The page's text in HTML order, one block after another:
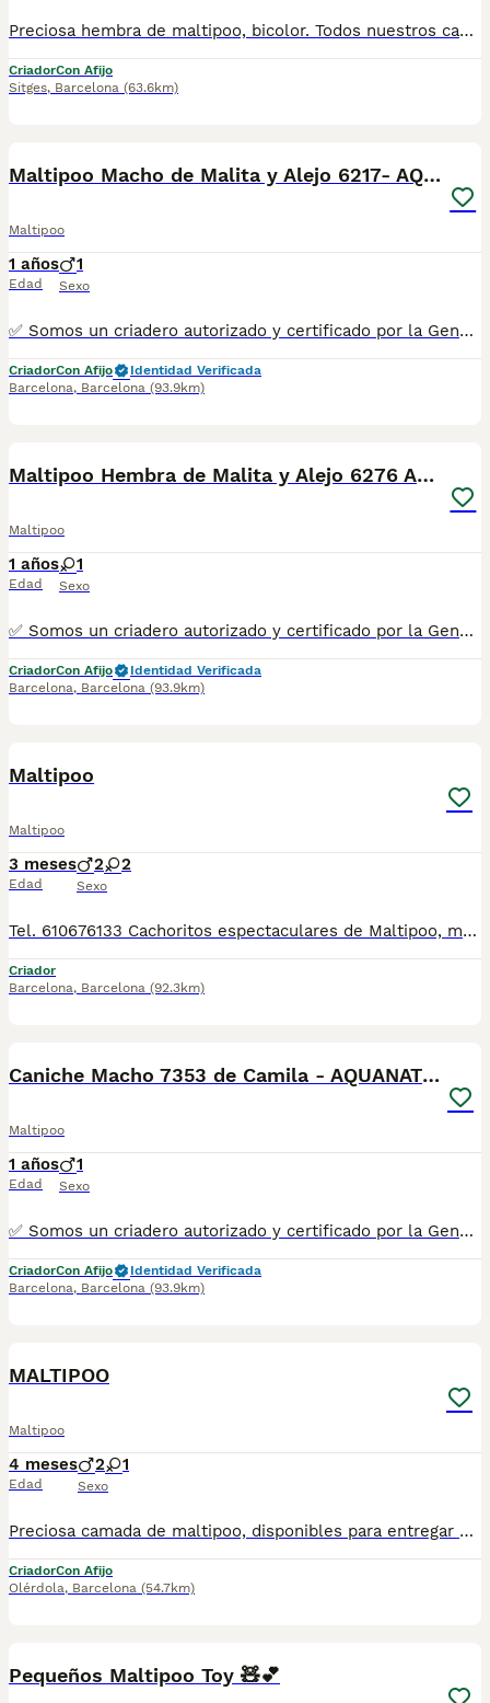
Preciosa hembra de maltipoo, bicolor. Todos nuestros cachorros son entregados con las vacunas correspondientes y su respectivo miscrochip y garantias. Visitanos sin ningun tipo de compromiso gran exposicion de cachorros. Nucleo zoologico: B2500296
CriadorCon Afijo
Sitges, Barcelona (63.6km)
Maltipoo Macho de Malita y Alejo 6217- AQUANATURA
Maltipoo
1 años
Edad
1
Sexo
✅ Somos un criadero autorizado y certificado por la Generalitat de Catalunya. ☎️ 933095977 📱 685878504 / 674320847 💻 www.aquanatura.es 🚙 Hacemos envíos 📌 Calle Roger de Flor 45, muy cerca del Arc de Triomf de Barcelona, de Lunes a Sábados, desde las 10h hasta las 20:00h. Se entregan con la mayoría de sus vacunas, desparasitados interna y externamente, con microchip y su registro, cartilla sanitaria y contrato de garantías, bajo la supervisión de nuestro equipo veterinario.
CriadorCon Afijo
Identidad Verificada
Barcelona, Barcelona (93.9km)
Maltipoo Hembra de Malita y Alejo 6276 AQUANATURA
Maltipoo
1 años
Edad
1
Sexo
✅ Somos un criadero autorizado y certificado por la Generalitat de Catalunya. ☎️ 933095977 📱 685878504 / 674320847 💻 www.aquanatura.es 🚙 Hacemos envíos 📌 Calle Roger de Flor 45, muy cerca del Arc de Triomf de Barcelona, de Lunes a Sábados, desde las 10h hasta las 20:00h. Se entregan con la mayoría de sus vacunas, desparasitados interna y externamente, con microchip y su registro, cartilla sanitaria y contrato de garantías, bajo la supervisión de nuestro equipo veterinario.
CriadorCon Afijo
Identidad Verificada
Barcelona, Barcelona (93.9km)
Maltipoo
Maltipoo
3 meses
Edad
2 2
Sexo
Tel. 610676133 Cachoritos espectaculares de Maltipoo, machos y hembras de tamaño pequeñito, de dos meses de edad, con mucha calidad de pelo, unas autenticas bolitas. Se entregan revisados por nuestro veterinario, con la vacuna correspondiente a la edad, desparasitados, con su cartilla veterinaria, microchip y garantía virica y genetica por escrito, muy bien cuidados, muy sanos, criados en entorno familiar. Disponemos de centro con número zoológico T-2500116 Número de Microchip: 90290009003568 Núcleo Zoológico: T-2500116
Criador
Barcelona, Barcelona (92.3km)
Caniche Macho 7353 de Camila - AQUANATURA
Maltipoo
1 años
Edad
1
Sexo
✅ Somos un criadero autorizado y certificado por la Generalitat de Catalunya. ☎️ 933095977 📱 685878504 / 674320847 💻 www.aquanatura.es 🚙 Hacemos envíos 📌 Calle Roger de Flor 45, muy cerca del Arc de Triomf de Barcelona, de Lunes a Sábados, desde las 10h hasta las 20:00h. Se entregan con la mayoría de sus vacunas, desparasitados interna y externamente, con microchip y su registro, cartilla sanitaria y contrato de garantías, bajo la supervisión de nuestro equipo veterinario.
CriadorCon Afijo
Identidad Verificada
Barcelona, Barcelona (93.9km)
MALTIPOO
Maltipoo
4 meses
Edad
2 1
Sexo
Preciosa camada de maltipoo, disponibles para entregar machos y hembras. Todos nuestros cachorros son entregados con las vacunas correspondientes a la edad ,microchip y las respectivas garantias . Visitanos sin ningun tipo de compromiso, gran exposicion de cachorros .Padres a la vista.
CriadorCon Afijo
Olérdola, Barcelona (54.7km)
Pequeños Maltipoo Toy 🧸💕